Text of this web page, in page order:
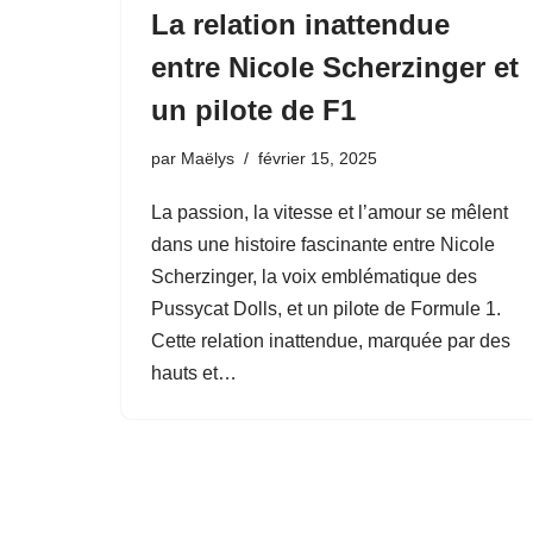
La relation inattendue
entre Nicole Scherzinger et
un pilote de F1
par Maëlys février 15, 2025
La passion, la vitesse et l’amour se mêlent
dans une histoire fascinante entre Nicole
Scherzinger, la voix emblématique des
Pussycat Dolls, et un pilote de Formule 1.
Cette relation inattendue, marquée par des
hauts et…